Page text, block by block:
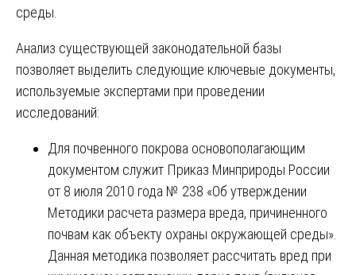
среды.
Анализ существующей законодательной базы
позволяет выделить следующие ключевые документы,
используемые экспертами при проведении
исследований:
Для почвенного покрова основополагающим
документом служит Приказ Минприроды России
от 8 июля 2010 года № 238 «Об утверждении
Методики расчета размера вреда, причиненного
почвам как объекту охраны окружающей среды».
Данная методика позволяет рассчитать вред при